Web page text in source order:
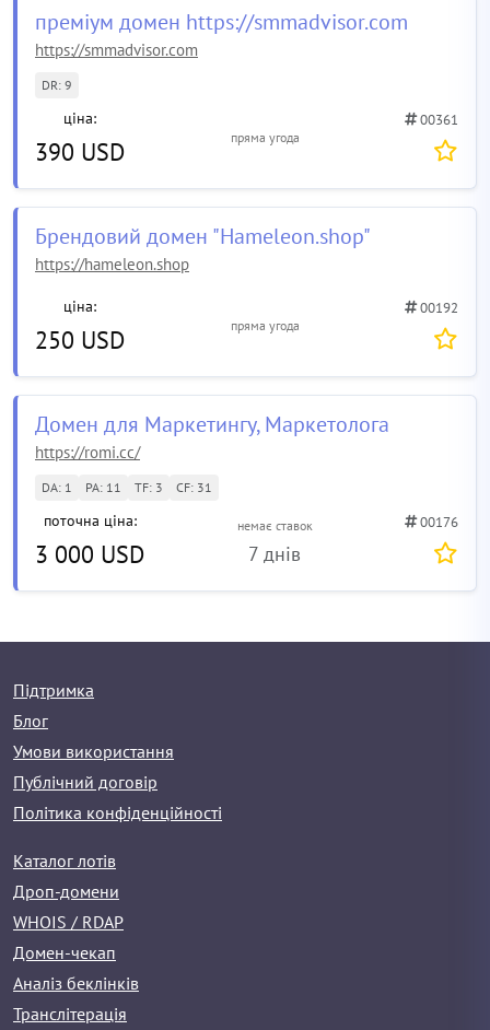
преміум домен https://smmadvisor.com
https://smmadvisor.com
DR: 9
ціна:
390 USD пряма угода
00361
Брендовий домен "Hameleon.shop"
https://hameleon.shop
ціна:
250 USD пряма угода
00192
Домен для Маркетингу, Маркетолога
https://romi.cc/
DA: 1 PA: 11 TF: 3 CF: 31
поточна ціна:
3 000 USD
немає ставок
7 днів
00176
Підтримка
Блог
Умови використання
Публічний договір
Політика конфіденційності
Каталог лотів
Дроп-домени
WHOIS / RDAP
Домен-чекап
Аналіз беклінків
Транслітерація